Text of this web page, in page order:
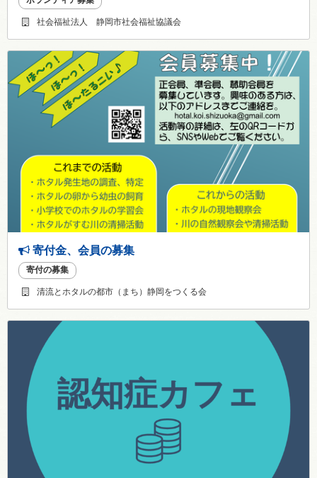
社会福祉法人 静岡市社会福祉協議会
寄付金、会員の募集
寄付の募集
清流とホタルの都市（まち）静岡をつくる会